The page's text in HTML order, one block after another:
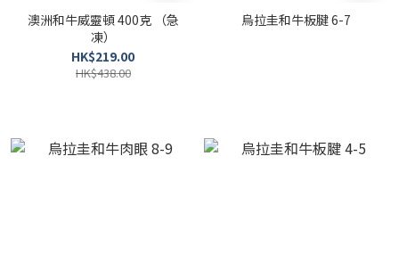
澳洲和牛威靈頓 400克 （急
凍）
HK$219.00
HK$438.00
烏拉圭和牛板腱 6-7